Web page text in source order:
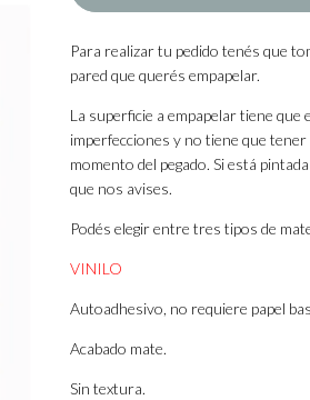
Para realizar tu pedido tenés que
pared que querés empapelar.
La superficie a empapelar tiene que
imperfecciones y no tiene que
momento del pegado. Si está
que nos avises.
Podés elegir entre tres tipos de
VINILO
Autoadhesivo, no requiere papel
Acabado mate.
Sin textura.